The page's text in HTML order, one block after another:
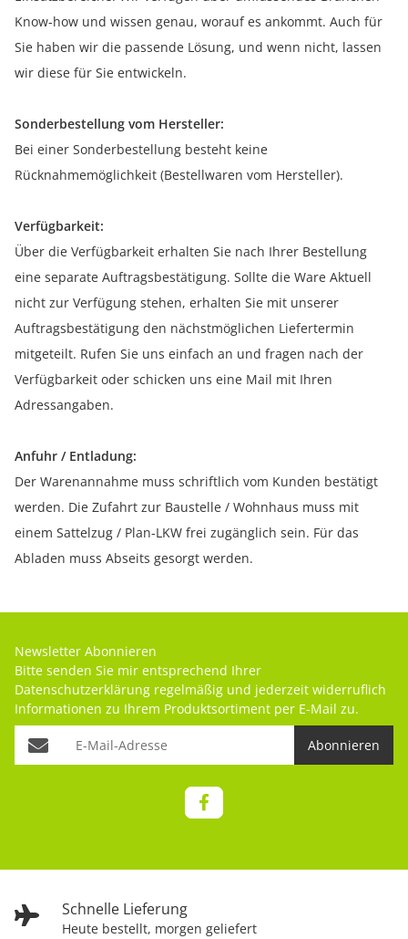
Know-how und wissen genau, worauf es ankommt. Auch für
Sie haben wir die passende Lösung, und wenn nicht, lassen
wir diese für Sie entwickeln.
Sonderbestellung vom Hersteller:
Bei einer Sonderbestellung besteht keine
Rücknahmemöglichkeit (Bestellwaren vom Hersteller).
Verfügbarkeit:
Über die Verfügbarkeit erhalten Sie nach Ihrer Bestellung
eine separate Auftragsbestätigung. Sollte die Ware Aktuell
nicht zur Verfügung stehen, erhalten Sie mit unserer
Auftragsbestätigung den nächstmöglichen Liefertermin
mitgeteilt. Rufen Sie uns einfach an und fragen nach der
Verfügbarkeit oder schicken uns eine Mail mit Ihren
Adressangaben.
Anfuhr / Entladung:
Der Warenannahme muss schriftlich vom Kunden bestätigt
werden. Die Zufahrt zur Baustelle / Wohnhaus muss mit
einem Sattelzug / Plan-LKW frei zugänglich sein. Für das
Abladen muss Abseits gesorgt werden.
Schnelle Lieferung
Heute bestellt, morgen geliefert
Newsletter Abonnieren
Bitte senden Sie mir entsprechend Ihrer
Datenschutzerklärung regelmäßig und jederzeit widerruflich
Informationen zu Ihrem Produktsortiment per E-Mail zu.
Abonnieren